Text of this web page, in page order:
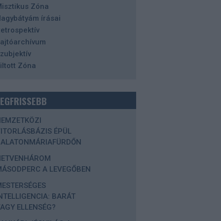
Zóna
írásai
Zóna
ÉPÜL
A LEVEGŐBEN
BARÁT
ELLENSÉG?